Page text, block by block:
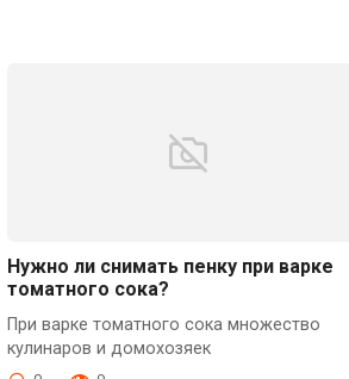
Нужно ли снимать пенку при варке
томатного сока?
При варке томатного сока множество
кулинаров и домохозяек